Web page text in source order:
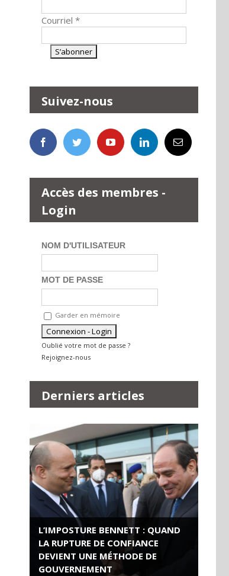
Courriel *
Suivez-nous
Accès des membres -
Login
NOM D'UTILISATEUR
MOT DE PASSE
Garder en mémoire
Oublié votre mot de passe ?
Rejoignez-nous
Derniers articles
L’IMPOSTURE BENNETT : QUAND
LA RUPTURE DE CONFIANCE
DEVIENT UNE MÉTHODE DE
GOUVERNEMENT